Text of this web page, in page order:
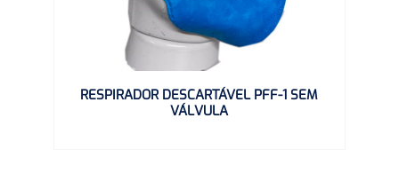
RESPIRADOR DESCARTÁVEL PFF-1 SEM
VÁLVULA